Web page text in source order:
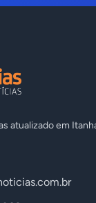
atualizado em